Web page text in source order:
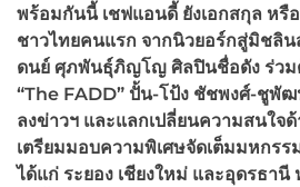
พร้อมกันนี้ เชฟแอนดี้ ยังเอกสกุล หรื
ชาวไทยคนแรก จากนิวยอร์กสู่มิชลิน
ดนย์ ศุภพันธุ์ภิญโญ ศิลปินชื่อดัง ร่วม
“The FADD” ปั้น-โป้ง ชัชพงศ์-ชูพัฒ
ลงข่าวฯ และแลกเปลี่ยนความสนใจ
เตรียมมอบความพิเศษจัดเต็มมหกรร
ได้แก่ ระยอง เชียงใหม่ และอุดรธานี